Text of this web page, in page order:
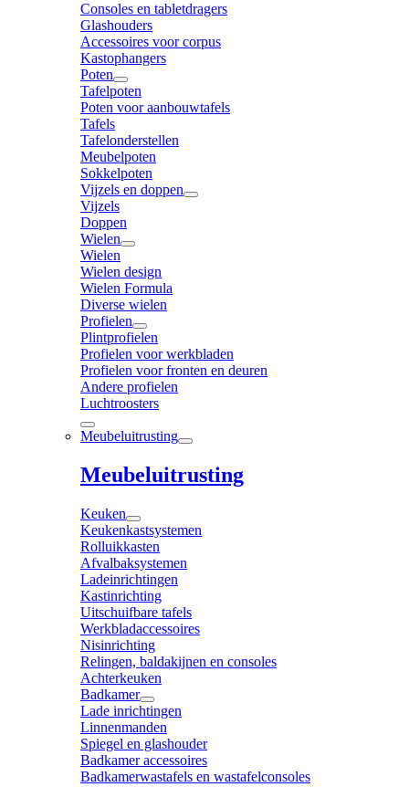
Consoles en tabletdragers
Glashouders
Accessoires voor corpus
Kastophangers
Poten
Tafelpoten
Poten voor aanbouwtafels
Tafels
Tafelonderstellen
Meubelpoten
Sokkelpoten
Vijzels en doppen
Vijzels
Doppen
Wielen
Wielen
Wielen design
Wielen Formula
Diverse wielen
Profielen
Plintprofielen
Profielen voor werkbladen
Profielen voor fronten en deuren
Andere profielen
Luchtroosters
Meubeluitrusting
Meubeluitrusting
Keuken
Keukenkastsystemen
Rolluikkasten
Afvalbaksystemen
Ladeinrichtingen
Kastinrichting
Uitschuifbare tafels
Werkbladaccessoires
Nisinrichting
Relingen, baldakijnen en consoles
Achterkeuken
Badkamer
Lade inrichtingen
Linnenmanden
Spiegel en glashouder
Badkamer accessoires
Badkamerwastafels en wastafelconsoles